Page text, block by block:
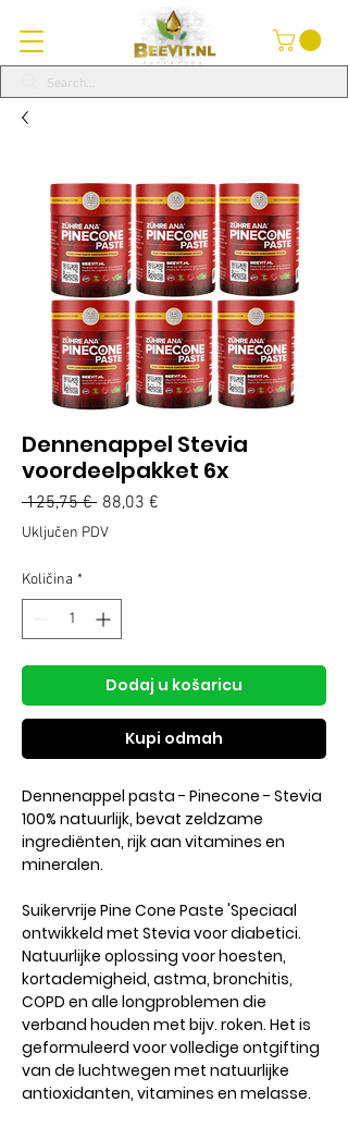
Dennenappel Stevia
voordeelpakket 6x
125,75 € Redovna
cijena
88,03 €
Uključen PDV
Količina *
Dodaj u košaricu
Kupi odmah
Dennenappel pasta - Pinecone - Stevia
100% natuurlijk, bevat zeldzame
ingrediënten, rijk aan vitamines en
mineralen.
Suikervrije Pine Cone Paste 'Speciaal
ontwikkeld met Stevia voor diabetici.
Natuurlijke oplossing voor hoesten,
kortademigheid, astma, bronchitis,
COPD en alle longproblemen die
verband houden met bijv. roken. Het is
geformuleerd voor volledige ontgifting
van de luchtwegen met natuurlijke
antioxidanten, vitamines en melasse.